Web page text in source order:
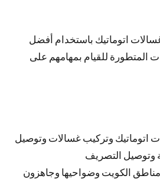
اتوماتيك باستخدام أفضل
المتطورة للقيام بمهامهم على
اتوماتيك وتركيب غسالات وتوصيل
وتوصيل التصريف
الكويت وضواحيها وجاهزون